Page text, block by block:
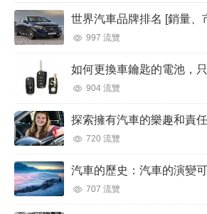
世界汽車品牌排名 [銷量、
997 流覽
如何更換車鑰匙的電池，只
904 流覽
探索擁有汽車的樂趣和責任
720 流覽
707 流覽